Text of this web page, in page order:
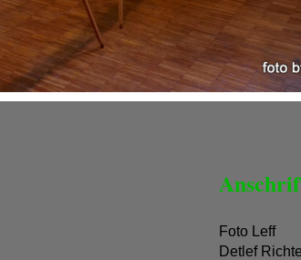
Foto Leff
Detlef